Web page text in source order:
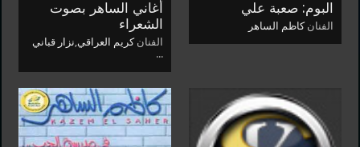
البوم: صعبة علي
الفنانكاظم الساهر
أغاني الساهر بصوت
الشعراء
الفنانكريم العراقي نزار قباني
...